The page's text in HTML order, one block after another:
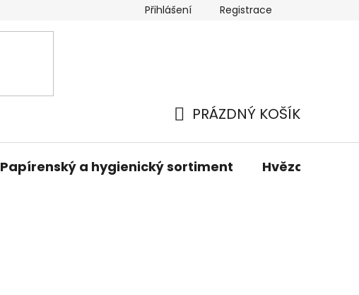
Podmínky ochrany osobních údajů
Přihlášení Registrace
NÁKUPNÍ
PRÁZDNÝ KOŠÍK
Papírenský a hygienický sortiment Hvězdné